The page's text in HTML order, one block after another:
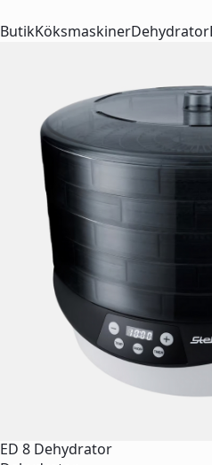
ButikKöksmaskinerDehydrator
ED 8 Dehydrator